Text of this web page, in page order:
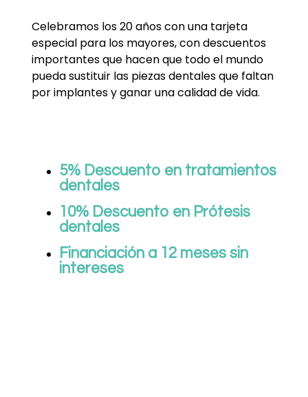
Celebramos los 20 años con una tarjeta
especial para los mayores, con descuentos
importantes que hacen que todo el mundo
pueda sustituir las piezas dentales que faltan
por implantes y ganar una calidad de vida.
5% Descuento en tratamientos
dentales
10% Descuento en Prótesis
dentales
Financiación a 12 meses sin
intereses